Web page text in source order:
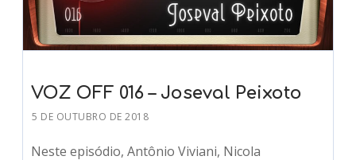
VOZ OFF 016 – Joseval Peixoto
5 DE OUTUBRO DE 2018
Neste episódio, Antônio Viviani, Nicola